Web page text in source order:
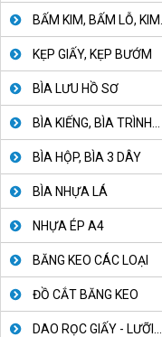
BẤM KIM, BẤM LỖ, KIM...
KẸP GIẤY, KẸP BƯỚM
BÌA LƯU HỒ SƠ
BÌA KIẾNG, BÌA TRÌNH...
BÌA HỘP, BÌA 3 DÂY
BÌA NHỰA LÁ
NHỰA ÉP A4
BĂNG KEO CÁC LOẠI
ĐỒ CẮT BĂNG KEO
DAO RỌC GIẤY - LƯỠI...